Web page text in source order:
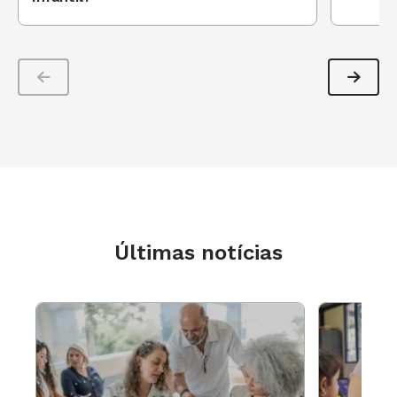
ninguém se opusesse. Não entendo todo
professor emérito de Política Educacional
da Universidade Federal de Minas Gerais.
de Constituição e Justiça daCâmara
ambas.
6. No âmbito do Executivo, aNota Técnica
93 da Advocacia Geral da União, assinada
Últimas notícias